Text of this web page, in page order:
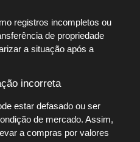
registros incompletos ou
de propriedade
a situação após a
incorreta
estar defasado ou ser
de mercado. Assim,
a compras por valores